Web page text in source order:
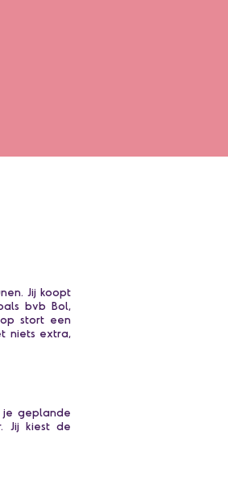
Jij koopt
bvb Bol,
stort een
niets extra,
geplande
Jij kiest de